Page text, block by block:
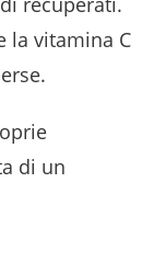
la vitamina C
di un